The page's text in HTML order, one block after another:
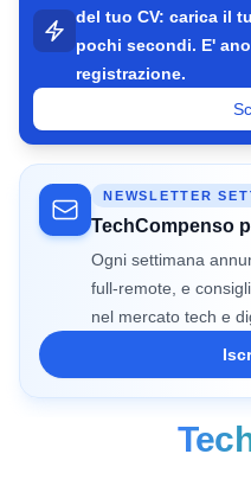
del tuo CV: carica il
pochi secondi. E'
registrazione.
NEWSLETTER
TechCompenso
Ogni settimana
full-remote, e
nel mercato tech e